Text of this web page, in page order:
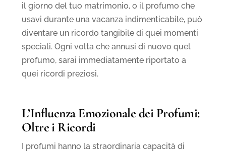
il giorno del tuo matrimonio, o il profumo che
usavi durante una vacanza indimenticabile, può
diventare un ricordo tangibile di quei momenti
speciali. Ogni volta che annusi di nuovo quel
profumo, sarai immediatamente riportato a
quei ricordi preziosi.
L’Influenza Emozionale dei Profumi:
Oltre i Ricordi
I profumi hanno la straordinaria capacità di